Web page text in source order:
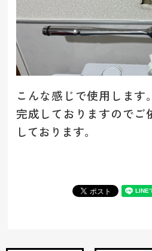
こんな感じで使用します
完成しておりますのでご
しております。